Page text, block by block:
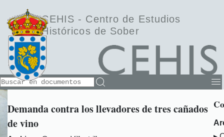
CEHIS - Centro de Estudios
Históricos de Sober
Demanda contra los llevadores de tres cañados
de vino